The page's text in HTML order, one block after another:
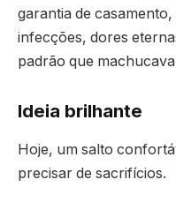
garantia de
infecções, dores
padrão que
Ideia brilhante
Hoje, um salto
precisar de sacrifícios.